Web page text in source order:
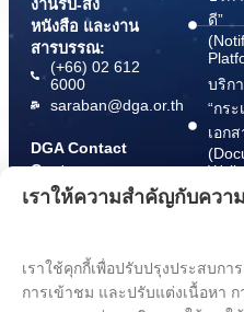
งานรับ-ส่ง
หนังสือ และงาน
สารบรรณ:
(+66) 02 612
6000
saraban@dga.or.th
DGA Contact
Center:
(+66) 02 612
6060
ดี”
บริก
“กระ
เอกส
เราให้ความสำคัญกับคว
เราใช้คุกกี้เพื่อปรับปรุงประสบก
การเข้าชม และปรับแต่งเนื้อหา